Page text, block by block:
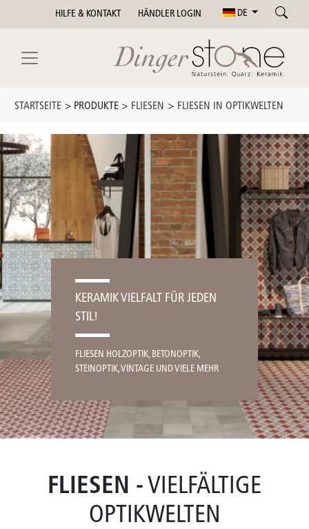
HILFE & KONTAKT HÄNDLER LOGIN DE
STARTSEITE > PRODUKTE > FLIESEN > FLIESEN IN OPTIKWELTEN
KERAMIK VIELFALT FÜR JEDEN
STIL!
FLIESEN HOLZOPTIK, BETONOPTIK,
STEINOPTIK, VINTAGE UND VIELE MEHR
FLIESEN - VIELFÄLTIGE
OPTIKWELTEN